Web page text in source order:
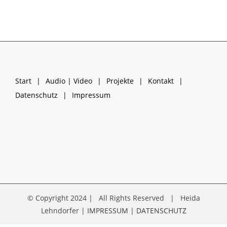
Start Audio | Video Projekte
Kontakt
Datenschutz
Impressum
© Copyright 2024 | All Rights Reserved | Heida
Lehndorfer | IMPRESSUM | DATENSCHUTZ